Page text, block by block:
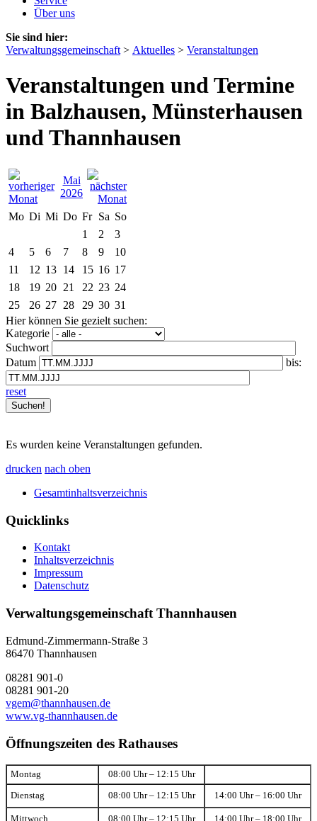
Über uns
Sie sind hier:
Verwaltungsgemeinschaft > Aktuelles > Veranstaltungen
Veranstaltungen und Termine
in Balzhausen, Münsterhausen
und Thannhausen
Mai
2026
Mo Di Mi Do Fr Sa So
1
2
3
4
5 6 7 8 9
10
11
12 13 14 15 16 17
18
19 20 21 22 23 24
25
26 27 28 29 30 31
Hier können Sie gezielt suchen:
Kategorie
Suchwort
Datum
bis:
reset
Es wurden keine Veranstaltungen gefunden.
drucken nach oben
Gesamtinhaltsverzeichnis
Quicklinks
Kontakt
Inhaltsverzeichnis
Impressum
Datenschutz
Verwaltungsgemeinschaft Thannhausen
Edmund-Zimmermann-Straße 3
86470 Thannhausen
08281 901-0
08281 901-20
vgem@thannhausen.de
www.vg-thannhausen.de
Öffnungszeiten des Rathauses
Montag 08:00 Uhr – 12:15 Uhr
Dienstag 08:00 Uhr – 12:15 Uhr 14:00 Uhr – 16:00 Uhr